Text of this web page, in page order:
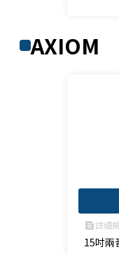
iscrete
unted
AXIOM
feed詳細
15吋兩